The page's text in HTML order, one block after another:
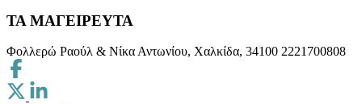
ΤΑ ΜΑΓΕΙΡΕΥΤΑ
Φολλερώ Ραούλ & Νίκα Αντωνίου, Χαλκίδα, 34100 2221700808